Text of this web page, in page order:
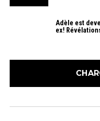
Adèle est
ex!